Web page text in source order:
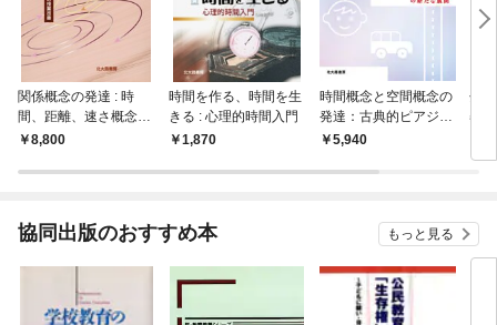
関係概念の発達 : 時
間、距離、速さ概念の
獲得過程と算数「速
8,800
時間を作る、時間を生
きる : 心理的時間入門
1,870
時間概念と空間概念の
発達：古典的ピアジェ
課題の新たな展開
5,940
分
察
協同出版のおすすめ本 もっと見る